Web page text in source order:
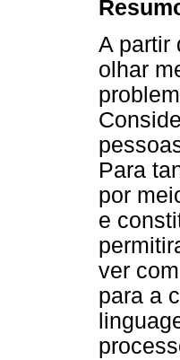
A partir
olhar
Para
por
e
ver
para a